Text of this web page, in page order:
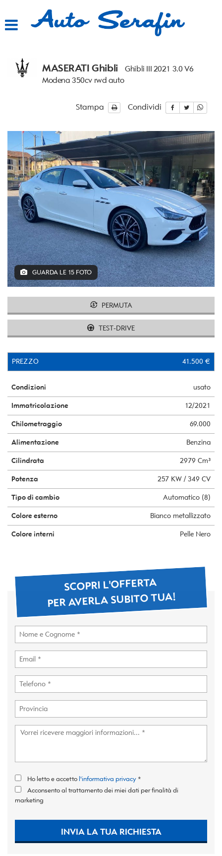
ACQUISTIAMO USATO
CONTATTI
MASERATI Ghibli
Ghibli III 2021 3.0 V6
Modena 350cv rwd auto
Stampa Condividi
GUARDA LE 15 FOTO
PERMUTA
TEST-DRIVE
PREZZO 41.500 €
Condizioni usato
Immatricolazione 12/2021
Chilometraggio 69.000
Alimentazione Benzina
Cilindrata 2979 Cm³
Potenza 257 KW / 349 CV
Tipo di cambio Automatico (8)
Colore esterno Bianco metallizzato
Colore interni Pelle Nero
SCOPRI L'OFFERTA
PER AVERLA SUBITO TUA!
Ho letto e accetto l'informativa privacy *
Acconsento al trattamento dei miei dati per finalità di
marketing
INVIA LA TUA RICHIESTA